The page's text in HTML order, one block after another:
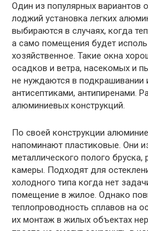
Один из популярных вариантов
лоджий установка легких
выбираются в случаях, когда
а само помещения будет
хозяйственное. Такие окна
осадков и ветра, насекомых и
не нуждаются в подкрашивании
антисептиками, антипиренами.
алюминиевых конструкций.
По своей конструкции
напоминают пластиковые. Они
металлического полого бруска,
камеры. Подходят для
холодного типа когда нет
помещение в жилое. Однако
теплопроводность сплавов на
их монтаж в жилых объектах